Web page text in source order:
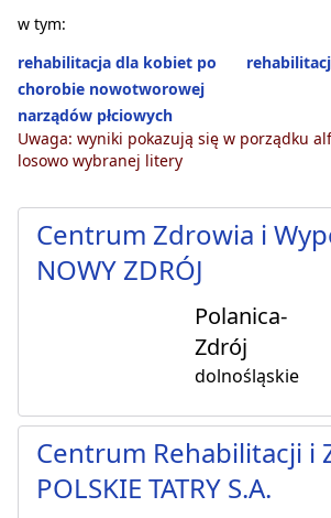
w tym:
rehabilitacja dla kobiet po
chorobie nowotworowej
narządów płciowych
Uwaga: wyniki pokazują się w porządku
losowo wybranej litery
Centrum Zdrowia i
NOWY ZDRÓJ
Polanica-
Zdrój
dolnośląskie
Centrum Rehabilitacji i
POLSKIE TATRY S.A.